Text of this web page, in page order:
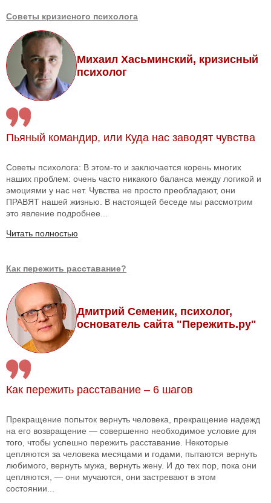
Советы кризисного психолога
Михаил Хасьминский, кризисный
психолог
Пьяный командир, или Куда нас заводят чувства
Советы психолога: В этом-то и заключается корень многих
наших проблем: очень часто никакого баланса между логикой и
эмоциями у нас нет. Чувства не просто преобладают, они
ПРАВЯТ нашей жизнью. В настоящей беседе мы рассмотрим
это явление подробнее...
Читать полностью
Как пережить расставание?
Дмитрий Семеник, психолог,
основатель сайта "Пережить.ру"
Как пережить расставание – 6 шагов
Прекращение попыток вернуть человека, прекращение надежд
на его возвращение — совершенно необходимое условие для
того, чтобы успешно пережить расставание. Некоторые
цепляются за человека месяцами и годами, пытаются вернуть
любимого, вернуть мужа, вернуть жену. И до тех пор, пока они
цепляются, — они мучаются, они застревают в этом
состоянии...